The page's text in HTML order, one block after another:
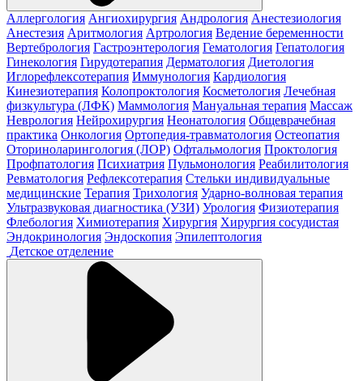
Аллергология Ангиохирургия Андрология Анестезиология
Анестезия Аритмология Артрология Ведение беременности
Вертебрология Гастроэнтерология Гематология Гепатология
Гинекология Гирудотерапия Дерматология Диетология
Иглорефлексотерапия Иммунология Кардиология
Кинезиотерапия Колопроктология Косметология Лечебная
физкультура (ЛФК) Маммология Мануальная терапия Массаж
Неврология Нейрохирургия Неонатология Общеврачебная
практика Онкология Ортопедия-травматология Остеопатия
Оториноларингология (ЛОР) Офтальмология Проктология
Профпатология Психиатрия Пульмонология Реабилитология
Ревматология Рефлексотерапия Стельки индивидуальные
медицинские Терапия Трихология Ударно-волновая терапия
Ультразвуковая диагностика (УЗИ) Урология Физиотерапия
Флебология Химиотерапия Хирургия Хирургия сосудистая
Эндокринология Эндоскопия Эпилептология
Детское отделение